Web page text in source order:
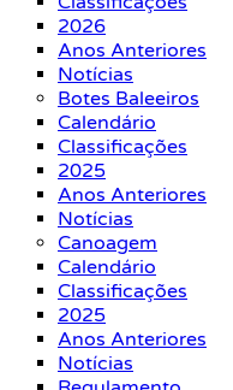
2026
Anos Anteriores
Notícias
Botes Baleeiros
Calendário
Classificações
2025
Anos Anteriores
Notícias
Canoagem
Calendário
Classificações
2025
Anos Anteriores
Notícias